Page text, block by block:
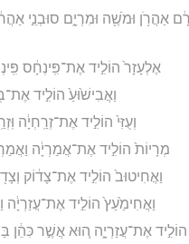
אַהֲרֹ֥ן וּמֹשֶׁ֖ה וּמִרְיָ֑ם סוּבְנֵ֣י
אֶלְעָזָר֙ הוֹלִ֣יד אֶת־פִּֽינְחָ֔ס
וַאֲבִישׁ֙וּעַ֙ הוֹלִ֣יד
וְעֻזִּי֙ הוֹלִ֣יד אֶת־זְרַֽחְיָ֔ה
מְרָיוֹת֙ הוֹלִ֣יד אֶת־אֲמַרְיָ֔ה
וַאֲחִיטוּב֙ הוֹלִ֣יד אֶת־צָד֔וֹק
וַאֲחִימַ֙עַץ֙ הוֹלִ֣יד אֶת־עֲזַרְיָ֔ה
הוֹלִ֣יד אֶת־עֲזַרְיָ֑ה ה֚וּא אֲשֶׁ֣ר